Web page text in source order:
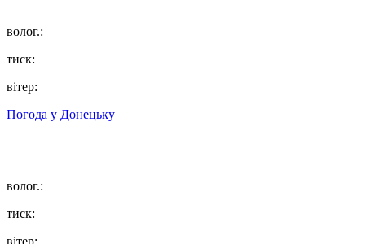
волог.:
тиск:
вітер:
Погода у Донецьку
волог.:
тиск:
вітер: